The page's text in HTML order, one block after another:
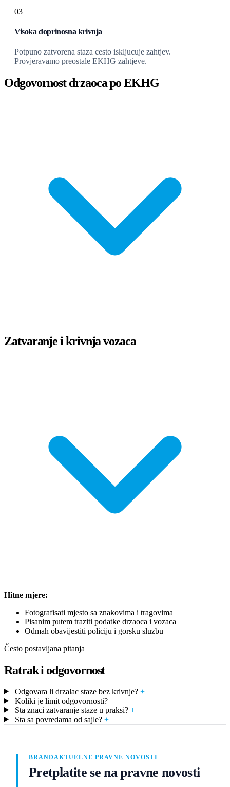
03
Visoka doprinosna krivnja
Potpuno zatvorena staza cesto iskljucuje zahtjev.
Provjeravamo preostale EKHG zahtjeve.
Odgovornost drzaoca po EKHG
Zatvaranje i krivnja vozaca
Hitne mjere:
Fotografisati mjesto sa znakovima i tragovima
Pisanim putem traziti podatke drzaoca i vozaca
Odmah obavijestiti policiju i gorsku sluzbu
Često postavljana pitanja
Ratrak i odgovornost
Odgovara li drzalac staze bez krivnje? +
Koliki je limit odgovornosti? +
Sta znaci zatvaranje staze u praksi? +
Sta sa povredama od sajle? +
BRANDAKTUELNE PRAVNE NOVOSTI
Pretplatite se na pravne novosti